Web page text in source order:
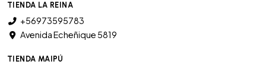
TIENDA LA REINA
+56973595783
Avenida Echeñique 5819
TIENDA MAIPÚ